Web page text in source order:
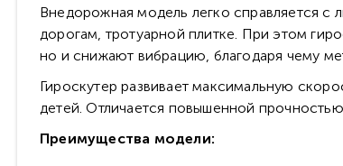
Внедорожная модель легко справляется
дорогам, тротуарной плитке. При этом
но и снижают вибрацию, благодаря чему
Гироскутер развивает максимальную
детей. Отличается повышенной
Преимущества модели: